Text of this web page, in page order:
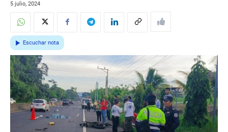
5 julio, 2024
Escuchar nota